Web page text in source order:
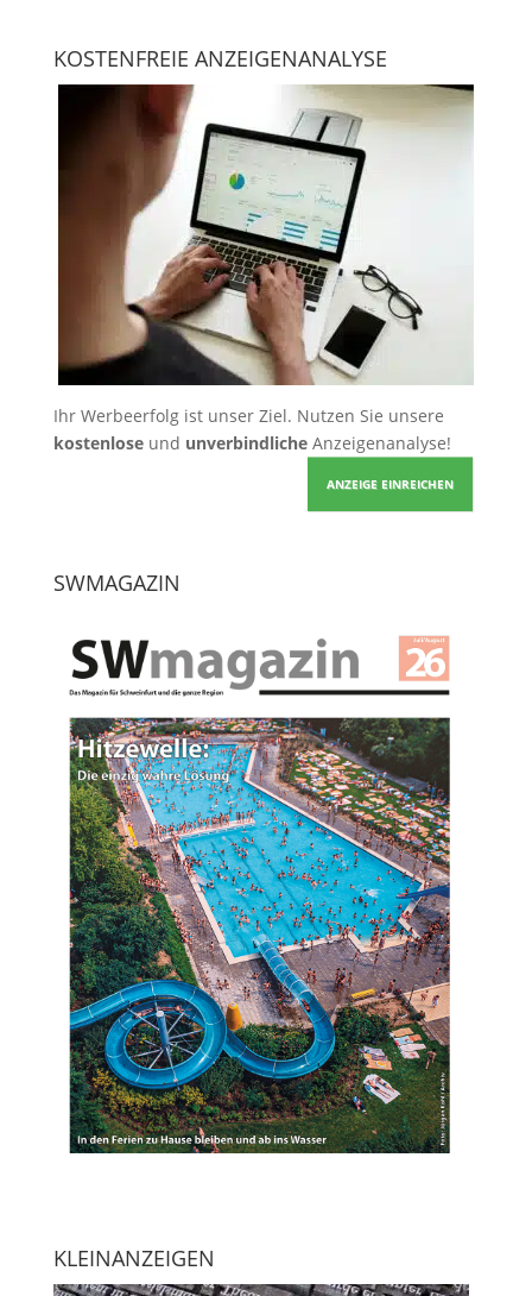
KOSTENFREIE ANZEIGENANALYSE
Ihr Werbeerfolg ist unser Ziel. Nutzen Sie unsere
kostenloseund unverbindlicheAnzeigenanalyse!
ANZEIGE EINREICHEN
SWMAGAZIN
KLEINANZEIGEN